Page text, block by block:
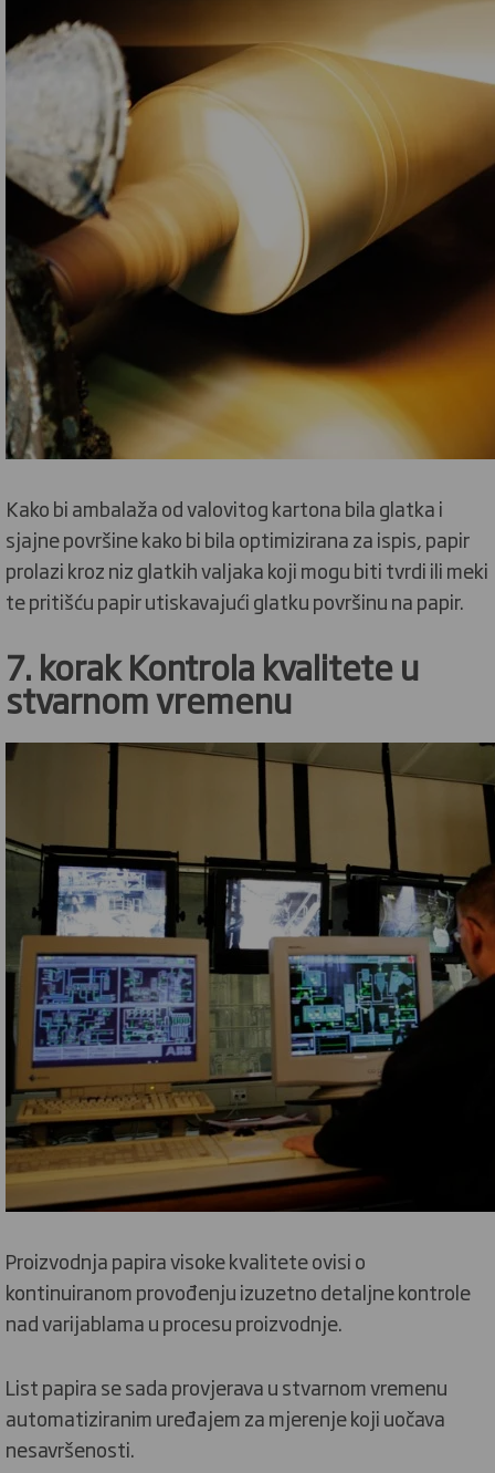
Kako bi ambalaža od valovitog kartona bila glatka i
sjajne površine kako bi bila optimizirana za ispis, papir
prolazi kroz niz glatkih valjaka koji mogu biti tvrdi ili meki
te pritišću papir utiskavajući glatku površinu na papir.
7. korak Kontrola kvalitete u
stvarnom vremenu
Proizvodnja papira visoke kvalitete ovisi o
kontinuiranom provođenju izuzetno detaljne kontrole
nad varijablama u procesu proizvodnje.
List papira se sada provjerava u stvarnom vremenu
automatiziranim uređajem za mjerenje koji uočava
nesavršenosti.